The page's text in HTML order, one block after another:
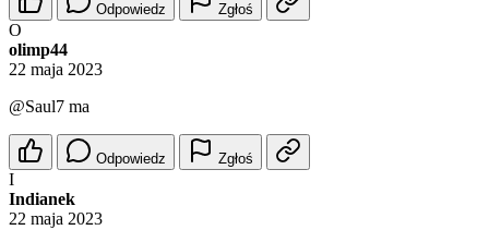
Odpowiedz Zgłoś
O
olimp44
22 maja 2023
@Saul7 ma
Odpowiedz Zgłoś
I
Indianek
22 maja 2023